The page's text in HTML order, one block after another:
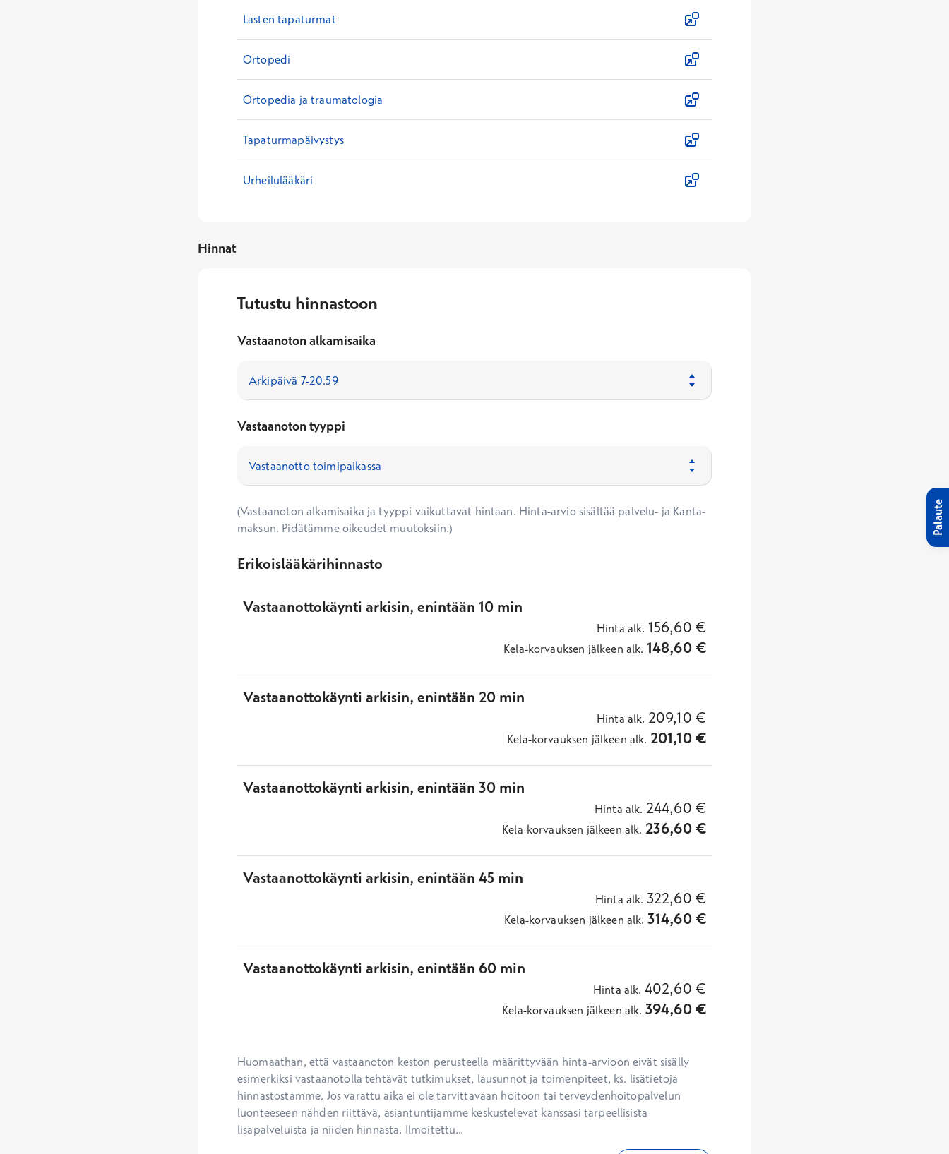
Lasten tapaturmat
Ortopedi
Ortopedia ja traumatologia
Tapaturmapäivystys
Urheilulääkäri
Hinnat
Tutustu hinnastoon
Vastaanoton alkamisaika
Vastaanoton tyyppi
(Vastaanoton alkamisaika ja tyyppi vaikuttavat hintaan. Hinta-arvio sisältää palvelu- ja Kanta-
maksun. Pidätämme oikeudet muutoksiin.)
Erikoislääkärihinnasto
Vastaanottokäynti arkisin, enintään 10 min
Hinta alk. 156,60 €
Kela-korvauksen jälkeen alk. 148,60€
Vastaanottokäynti arkisin, enintään 20 min
Hinta alk. 209,10 €
Kela-korvauksen jälkeen alk. 201,10€
Vastaanottokäynti arkisin, enintään 30 min
Hinta alk. 244,60 €
Kela-korvauksen jälkeen alk. 236,60€
Vastaanottokäynti arkisin, enintään 45 min
Hinta alk. 322,60 €
Kela-korvauksen jälkeen alk. 314,60€
Vastaanottokäynti arkisin, enintään 60 min
Hinta alk. 402,60 €
Kela-korvauksen jälkeen alk. 394,60€
Huomaathan, että vastaanoton keston perusteella määrittyvään hinta-arvioon eivät sisälly
esimerkiksi vastaanotolla tehtävät tutkimukset, lausunnot ja toimenpiteet, ks. lisätietoja
hinnastostamme. Jos varattu aika ei ole tarvittavaan hoitoon tai terveydenhoitopalvelun
luonteeseen nähden riittävä, asiantuntijamme keskustelevat kanssasi tarpeellisista
lisäpalveluista ja niiden hinnasta. Ilmoitettu...
Palaute